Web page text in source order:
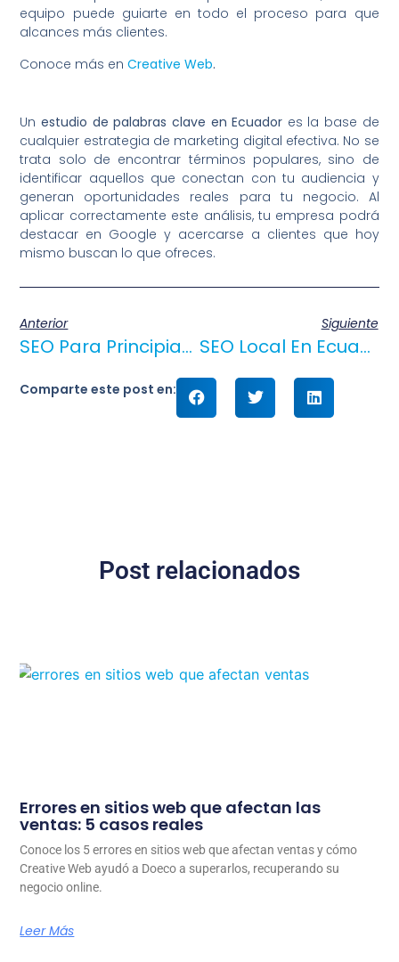
equipo puede guiarte en todo el proceso para que
alcances más clientes.
Conoce más enCreative Web.
Unestudio de palabras clave en Ecuador es la base de
cualquier estrategia de marketing digital efectiva. No se
trata solo de encontrar términos populares, sino de
identificar aquellos que conectan con tu audiencia y
generan oportunidades reales para tu negocio. Al
aplicar correctamente este análisis, tu empresa podrá
destacar en Google y acercarse a clientes que hoy
mismo buscan lo que ofreces.
Anterior
SEO Para Principiantes En Ecuador: Posicionar Negocios En Google
Siguiente
SEO Local En Ecuador: Aparecer En Google Maps Y Atraer Clientes
Comparte este post en:
Post relacionados
Errores en sitios web que afectan las
ventas: 5 casos reales
Conoce los 5 errores en sitios web que afectan ventas y cómo
Creative Web ayudó a Doeco a superarlos, recuperando su
negocio online.
Leer Más